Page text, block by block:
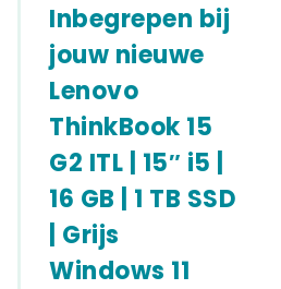
Inbegrepen bij
jouw nieuwe
Lenovo
ThinkBook 15
G2 ITL | 15″ i5 |
16 GB | 1 TB SSD
| Grijs
Windows 11